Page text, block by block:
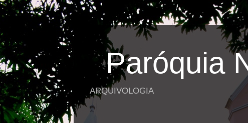
Paróquia
ARQUIVOLOGIA